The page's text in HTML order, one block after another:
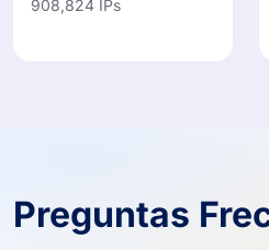
908,824 IPs
Preguntas